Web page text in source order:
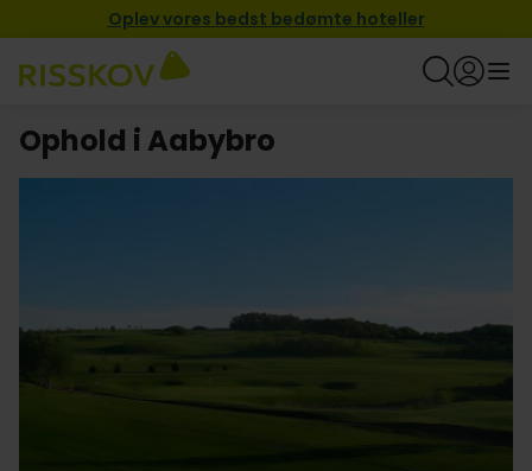
Oplev vores bedst bedømte hoteller
Ophold i Aabybro